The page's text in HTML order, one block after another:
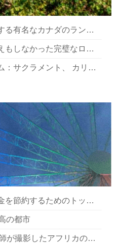
バケットリストに追加する有名なカナダのランドマーク
愛の驚き：あなたが考えもしなかった完璧なロマンチックな休暇
サンカントリードリーム：サクラメント、 カリフォルニア
私の家族は旅行中にお金を節約するためのトップの方法
の都市
COVIDの最前線の看護師が撮影したアフリカの遠隔部族の素晴らしい写真をご覧ください